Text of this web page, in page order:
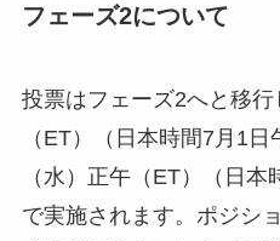
フェーズ2について
投票はフェーズ2へと移
（ET）（日本時間7月1
（水）正午（ET）（日
で実施されます。ポジシ